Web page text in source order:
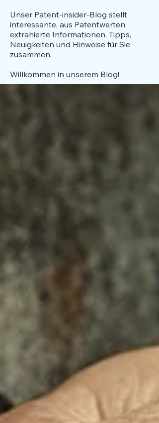
​Unser Patent-insider-Blog stellt
interessante, aus Patentwerten
extrahierte Informationen, Tipps,
Neuigkeiten und Hinweise für Sie
zusammen.
Willkommen in unserem Blog!